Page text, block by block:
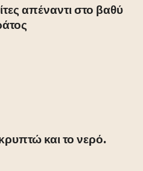
απέναντι στο βαθύ
και το νερό.